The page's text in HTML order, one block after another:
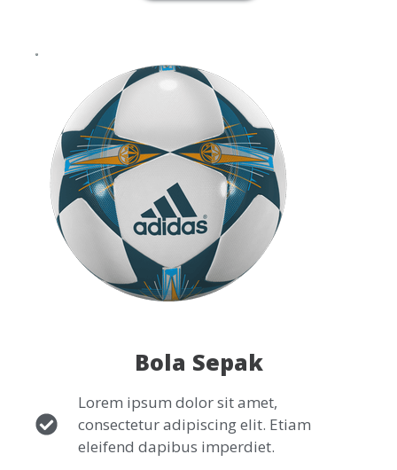
Bola Sepak
Lorem ipsum dolor sit amet,
consectetur adipiscing elit. Etiam
eleifend dapibus imperdiet.